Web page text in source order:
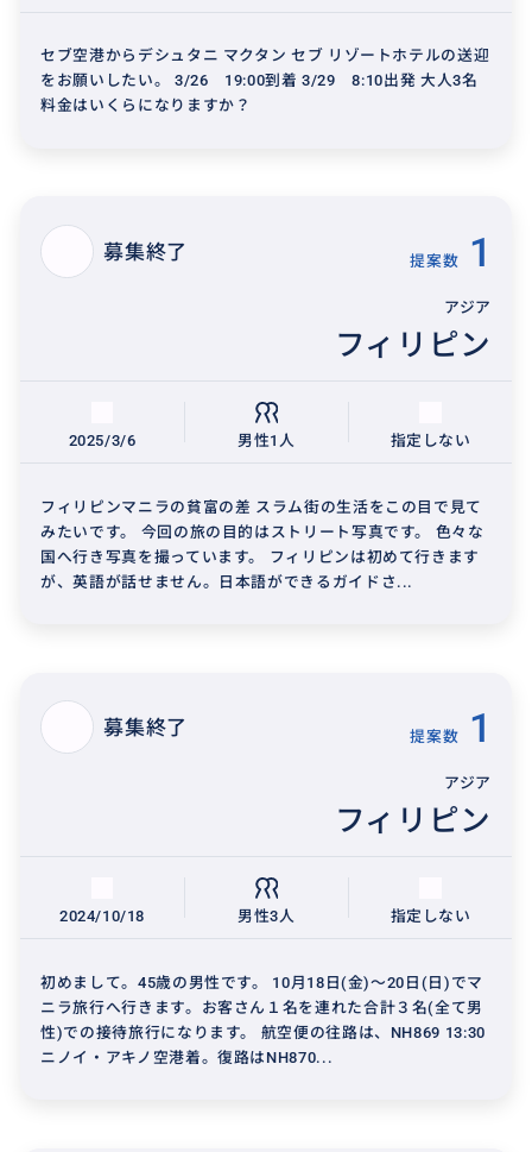
セブ空港からデシュタニ マクタン セブ リゾートホテルの送迎
をお願いしたい。 3/26 19:00到着 3/29 8:10出発 大人3名
料金はいくらになりますか？
募集終了 提案数 1
アジア
フィリピン
2025/3/6 男性1人 指定しない
フィリピンマニラの貧富の差 スラム街の生活をこの目で見て
みたいです。 今回の旅の目的はストリート写真です。 色々な
国へ行き写真を撮っています。 フィリピンは初めて行きます
が、英語が話せません。日本語ができるガイドさ...
募集終了 提案数 1
アジア
フィリピン
2024/10/18 男性3人 指定しない
初めまして。45歳の男性です。 10月18日(金)～20日(日)でマ
ニラ旅行へ行きます。お客さん１名を連れた合計３名(全て男
性)での接待旅行になります。 航空便の往路は、NH869 13:30
ニノイ・アキノ空港着。復路はNH870...